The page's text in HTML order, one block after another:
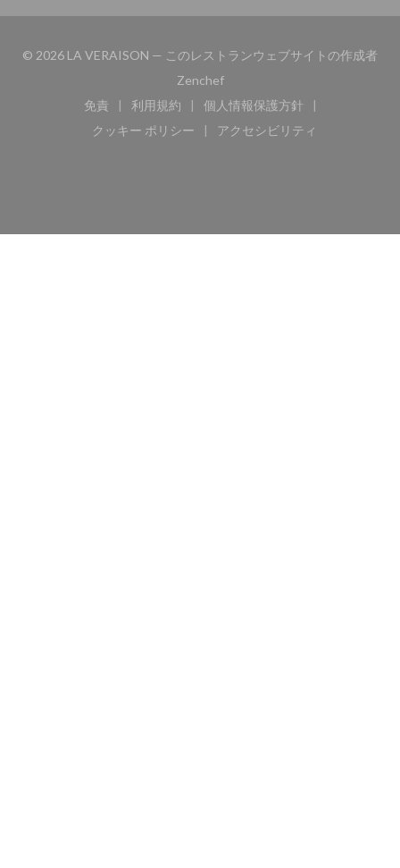
© 2026 LA VERAISON — このレストランウェブサイトの作成者
Zenchef((新しいウィンドウで開きます))
免責
((新しいウィンドウで開きます))
利用規約
((新しいウィンドウで開きます))
個人情報保護方針
((新しいウィンドウで開
クッキー ポリシー
((新しいウィンドウで開きます))
アクセシビリティ
((新しいウィンドウで